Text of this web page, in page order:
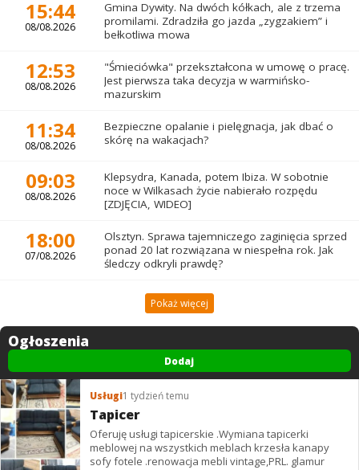
15:44
08/08.2026
Gmina Dywity. Na dwóch kółkach, ale z trzema
promilami. Zdradziła go jazda „zygzakiem” i
bełkotliwa mowa
12:53
08/08.2026
"Śmieciówka" przekształcona w umowę o pracę.
Jest pierwsza taka decyzja w warmińsko-
mazurskim
11:34
08/08.2026
Bezpieczne opalanie i pielęgnacja, jak dbać o
skórę na wakacjach?
09:03
08/08.2026
Klepsydra, Kanada, potem Ibiza. W sobotnie
noce w Wilkasach życie nabierało rozpędu
[ZDJĘCIA, WIDEO]
18:00
07/08.2026
Olsztyn. Sprawa tajemniczego zaginięcia sprzed
ponad 20 lat rozwiązana w niespełna rok. Jak
śledczy odkryli prawdę?
Pokaż więcej
Ogłoszenia
Dodaj
Usługi1 tydzień temu
Tapicer
Oferuję usługi tapicerskie .Wymiana tapicerki
meblowej na wszystkich meblach krzesła kanapy
sofy fotele .renowacja mebli vintage,PRL. glamur